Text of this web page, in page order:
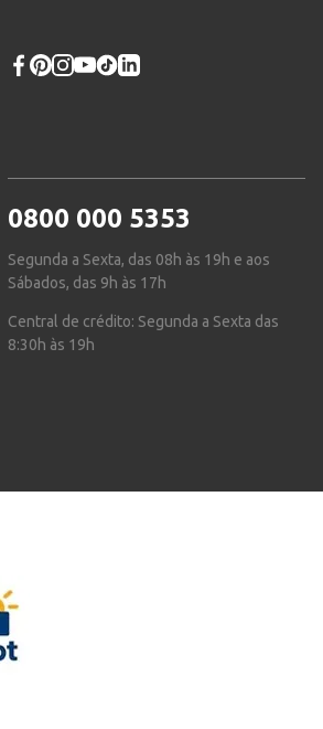
0800 000 5353
Segunda a Sexta, das 08h às 19h e aos
Sábados, das 9h às 17h
Central de crédito: Segunda a Sexta das
8:30h às 19h